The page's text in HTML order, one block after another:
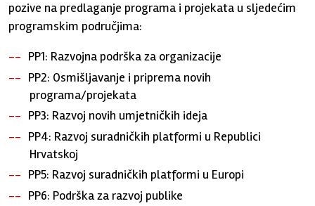
pozive na predlaganje programa i projekata u sljedećim
programskim područjima:
PP1: Razvojna podrška za organizacije
PP2: Osmišljavanje i priprema novih
programa/projekata
PP3: Razvoj novih umjetničkih ideja
PP4: Razvoj suradničkih platformi u Republici
Hrvatskoj
PP5: Razvoj suradničkih platformi u Europi
PP6: Podrška za razvoj publike